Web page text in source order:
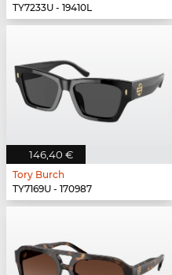
TY7233U - 19410L
146,40 €
Tory Burch
TY7169U - 170987